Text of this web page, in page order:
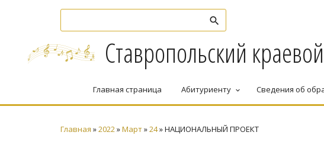
Ставропольский
Главная страница Абитуриенту keyboard_arrow_down Сведения об
Главная »2022»Март»24» НАЦИОНАЛЬНЫЙ ПРОЕКТ